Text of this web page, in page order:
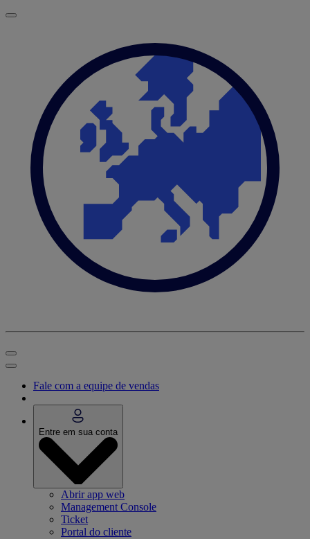
Fale com a equipe de vendas
Entre em sua conta
Abrir app web
Management Console
Ticket
Portal do cliente